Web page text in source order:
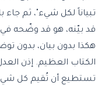
تبياناً لكل شيء"، ثم جاء
قد بيّنه، هو قد وضّحه في
هكذا بدون بيان، بدون
الكتاب العظيم. إذن
تستطيع أن تُقيم كل شيء